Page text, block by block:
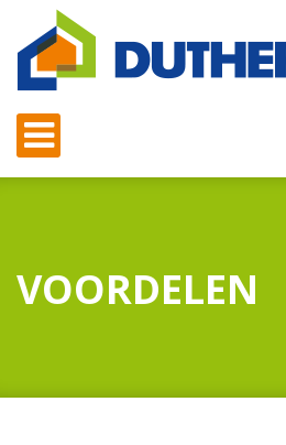
VOORDELEN